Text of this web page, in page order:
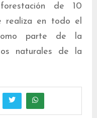
de 10
realiza en todo el
parte de la
naturales de la